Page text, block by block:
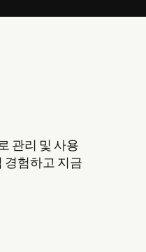
관리 및 사용
경험하고 지금